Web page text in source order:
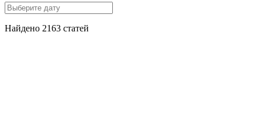
Найдено 2163 статей